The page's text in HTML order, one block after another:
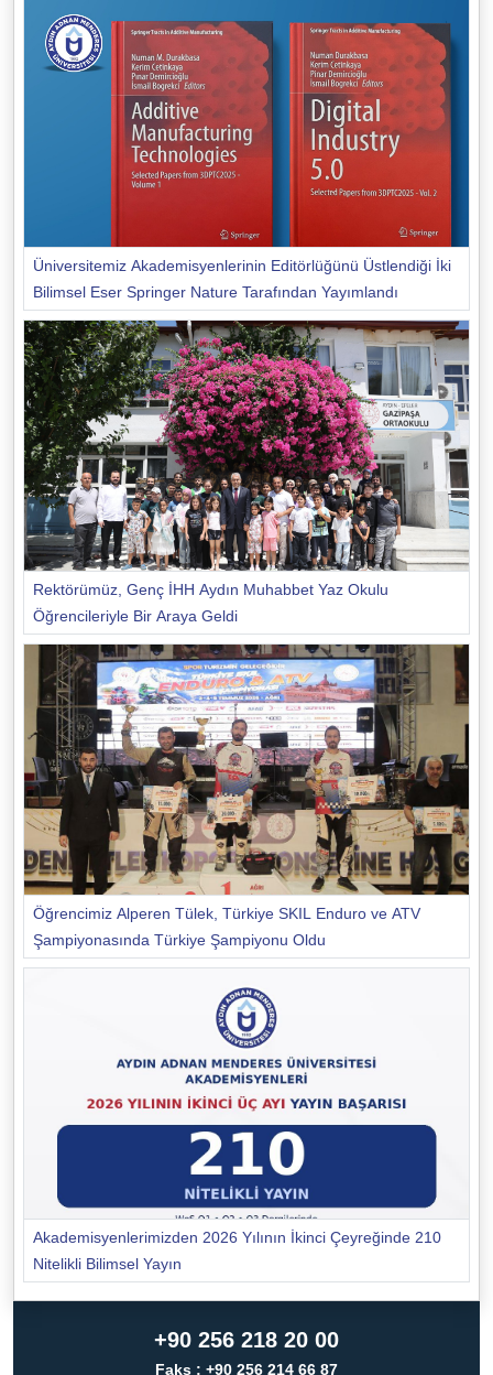
Üniversitemiz Akademisyenlerinin Editörlüğünü Üstlendiği İki
Bilimsel Eser Springer Nature Tarafından Yayımlandı
Rektörümüz, Genç İHH Aydın Muhabbet Yaz Okulu
Öğrencileriyle Bir Araya Geldi
Öğrencimiz Alperen Tülek, Türkiye SKIL Enduro ve ATV
Şampiyonasında Türkiye Şampiyonu Oldu
Akademisyenlerimizden 2026 Yılının İkinci Çeyreğinde 210
Nitelikli Bilimsel Yayın
+90 256 218 20 00
Faks : +90 256 214 66 87